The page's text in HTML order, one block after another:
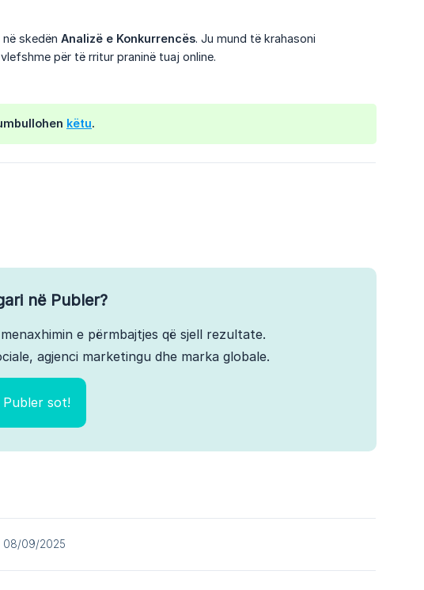
skedën Analizë e Konkurrencës. Ju mund të krahasoni
për të rritur praninë tuaj online.
këtu.
në Publer?
e përmbajtjes që sjell rezultate.
agjenci marketingu dhe marka globale.
Publer sot!
08/09/2025